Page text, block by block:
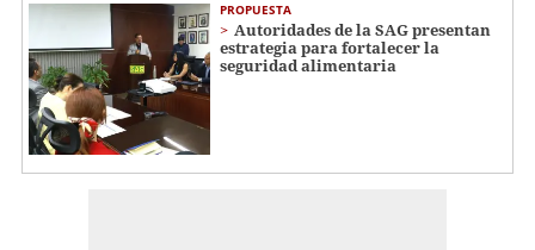
PROPUESTA
Autoridades de la SAG presentan
estrategia para fortalecer la
seguridad alimentaria